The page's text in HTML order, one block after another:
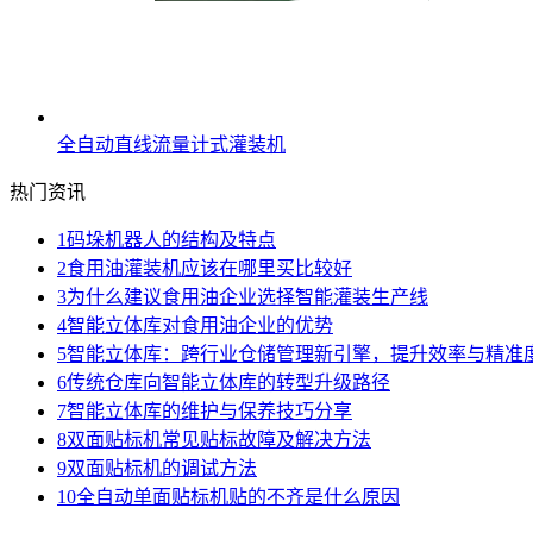
全自动直线流量计式灌装机
热门资讯
1码垛机器人的结构及特点
2食用油灌装机应该在哪里买比较好
3为什么建议食用油企业选择智能灌装生产线
4智能立体库对食用油企业的优势
5智能立体库：跨行业仓储管理新引擎，提升效率与精准
6传统仓库向智能立体库的转型升级路径
7智能立体库的维护与保养技巧分享
8双面贴标机常见贴标故障及解决方法
9双面贴标机的调试方法
10全自动单面贴标机贴的不齐是什么原因